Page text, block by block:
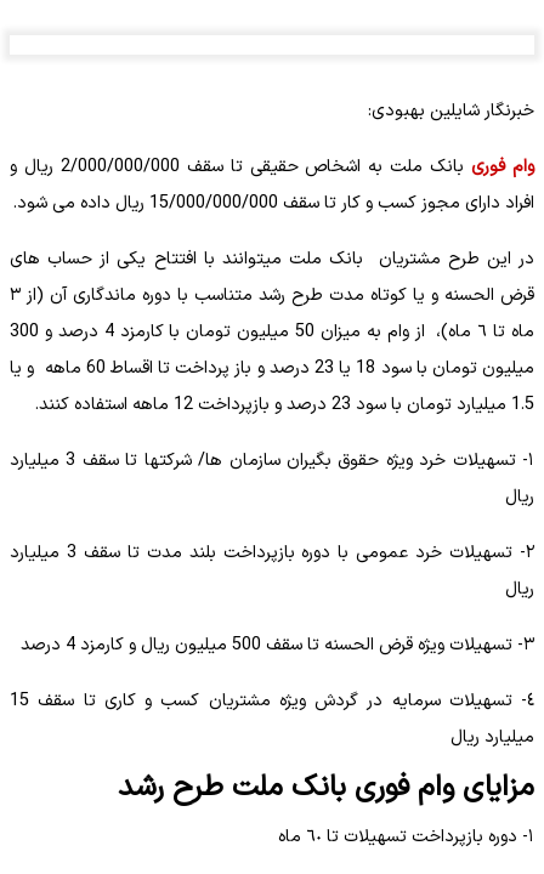
خبرنگار شایلین بهبودی:
وام فوری
بانک ملت به اشخاص حقیقی تا سقف 2/000/000/000 ریال و
افراد دارای مجوز کسب و کار تا سقف 15/000/000/000 ریال داده می شود.
در این طرح مشتریان بانک ملت میتوانند با افتتاح یکی از حساب های
قرض الحسنه و یا کوتاه مدت طرح رشد متناسب با دوره ماندگاری آن (از ٣
ماه تا ٦ ماه)، از وام به میزان 50 میلیون تومان با کارمزد 4 درصد و 300
میلیون تومان با سود 18 یا 23 درصد و باز پرداخت تا اقساط 60 ماهه و یا
1.5 میلیارد تومان با سود 23 درصد و بازپرداخت 12 ماهه استفاده کنند.
١- تسهیلات خرد ویژه حقوق بگیران سازمان ها/ شرکتها تا سقف 3 میلیارد
ریال
٢- تسهیلات خرد عمومی با دوره بازپرداخت بلند مدت تا سقف 3 میلیارد
ریال
٣- تسهیلات ویژه قرض الحسنه تا سقف 500 میلیون ریال و کارمزد 4 درصد
٤- تسهیلات سرمایه در گردش ویژه مشتریان کسب و کاری تا سقف 15
میلیارد ریال
مزایای وام فوری بانک ملت طرح رشد
١- دوره بازپرداخت تسهیلات تا ٦٠ ماه